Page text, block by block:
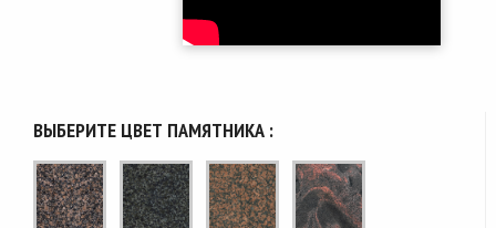
ВЫБЕРИТЕ ЦВЕТ ПАМЯТНИКА :